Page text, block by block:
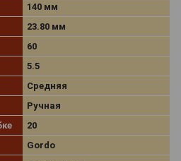
140 мм
23.80 мм
60
5.5
Средняя
Ручная
20
Gordo